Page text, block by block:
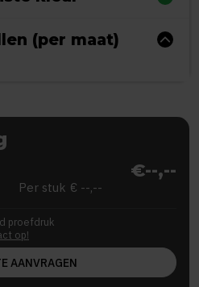
(per maat)
€--,--
Per stuk € --,--
proefdruk
op!
AANVRAGEN